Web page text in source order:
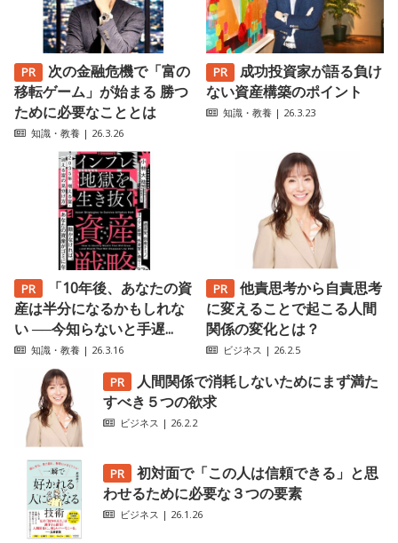
次の金融危機で「富の
移転ゲーム」が始まる 勝つ
ために必要なこととは
知識・教養 | 26.3.26
成功投資家が語る負け
ない資産構築のポイント
知識・教養 | 26.3.23
「10年後、あなたの資
産は半分になるかもしれな
い ──今知らないと手遅...
知識・教養 | 26.3.16
他責思考から自責思考
に変えることで起こる人間
関係の変化とは？
ビジネス | 26.2.5
人間関係で消耗しないためにまず満た
すべき５つの欲求
ビジネス | 26.2.2
初対面で「この人は信頼できる」と思
わせるために必要な３つの要素
ビジネス | 26.1.26